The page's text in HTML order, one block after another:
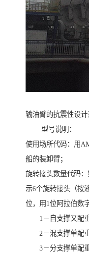
输油臂的抗震性设计
型号说明：
使用场所代码：用
船的装卸臂；
旋转接头数量代码
示6个旋转接头（
位，用1位阿拉伯数
1－自支撑又配重
2－混支撑单配重
3－分支撑单配重